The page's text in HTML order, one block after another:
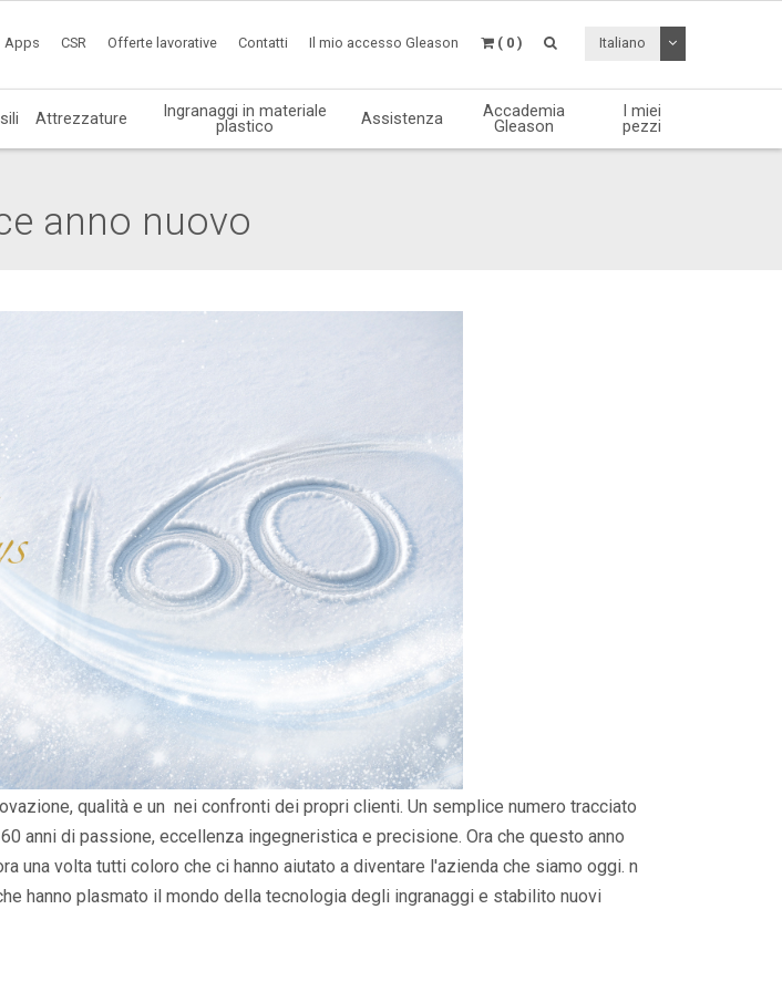
Apps CSR Offerte lavorative Contatti Il mio accesso Gleason ( 0 ) Italiano Attiva /
Attrezzature Ingranaggi in materiale
plastico Assistenza Accademia
Gleason
I miei
pezzi
anno nuovo
qualità e un nei confronti dei propri clienti. Un semplice numero tracciato
anni di passione, eccellenza ingegneristica e precisione. Ora che questo anno
una volta tutti coloro che ci hanno aiutato a diventare l'azienda che siamo oggi. n
hanno plasmato il mondo della tecnologia degli ingranaggi e stabilito nuovi